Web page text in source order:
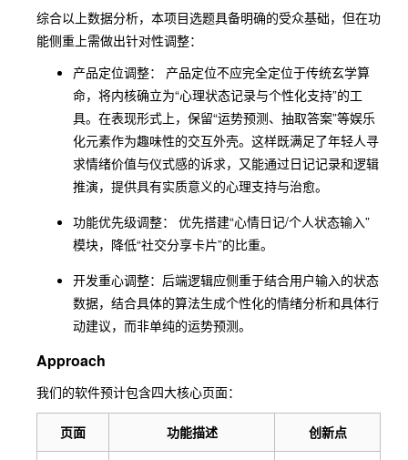
综合以上数据分析，本项目选题具备明确的受众基础，但在功
能侧重上需做出针对性调整：
产品定位调整： 产品定位不应完全定位于传统玄学算
命，将内核确立为“心理状态记录与个性化支持”的工
具。在表现形式上，保留“运势预测、抽取答案”等娱乐
化元素作为趣味性的交互外壳。这样既满足了年轻人寻
求情绪价值与仪式感的诉求，又能通过日记记录和逻辑
推演，提供具有实质意义的心理支持与治愈。
功能优先级调整： 优先搭建“心情日记/个人状态输入”
模块，降低“社交分享卡片”的比重。
开发重心调整：后端逻辑应侧重于结合用户输入的状态
数据，结合具体的算法生成个性化的情绪分析和具体行
动建议，而非单纯的运势预测。
Approach
我们的软件预计包含四大核心页面：
页面 功能描述 创新点